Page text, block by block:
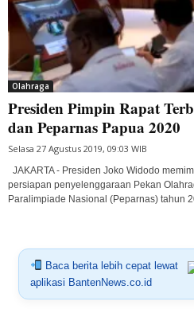
Olahraga
Presiden Pimpin Rapat
dan Peparnas Papua 2020
Selasa 27 Agustus 2019, 09:03 WIB
JAKARTA - Presiden Joko Widodo
persiapan penyelenggaraan Pekan
Paralimpiade Nasional (Peparnas) tahun
Baca berita lebih cepat lewat
aplikasi BantenNews.co.id